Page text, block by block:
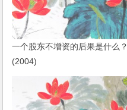
一个股东不增资的后果是什么？
(2004)